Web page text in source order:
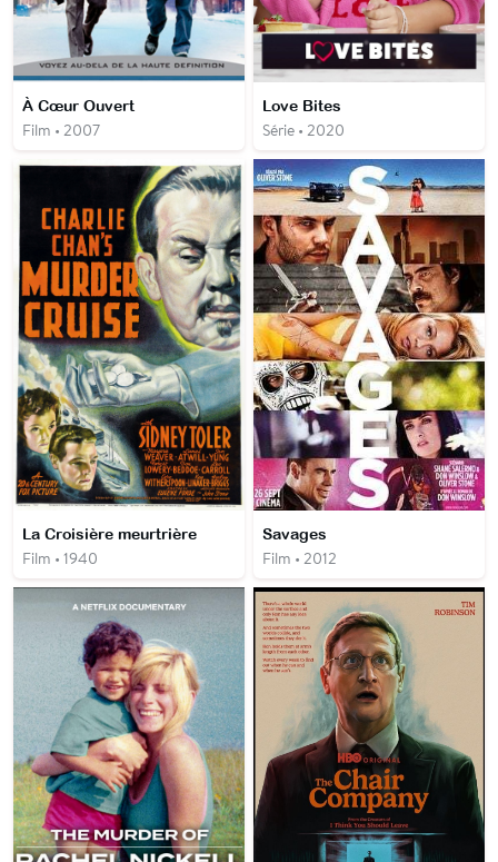
À Cœur Ouvert
Film • 2007
Love Bites
Série • 2020
La Croisière meurtrière
Film • 1940
Savages
Film • 2012